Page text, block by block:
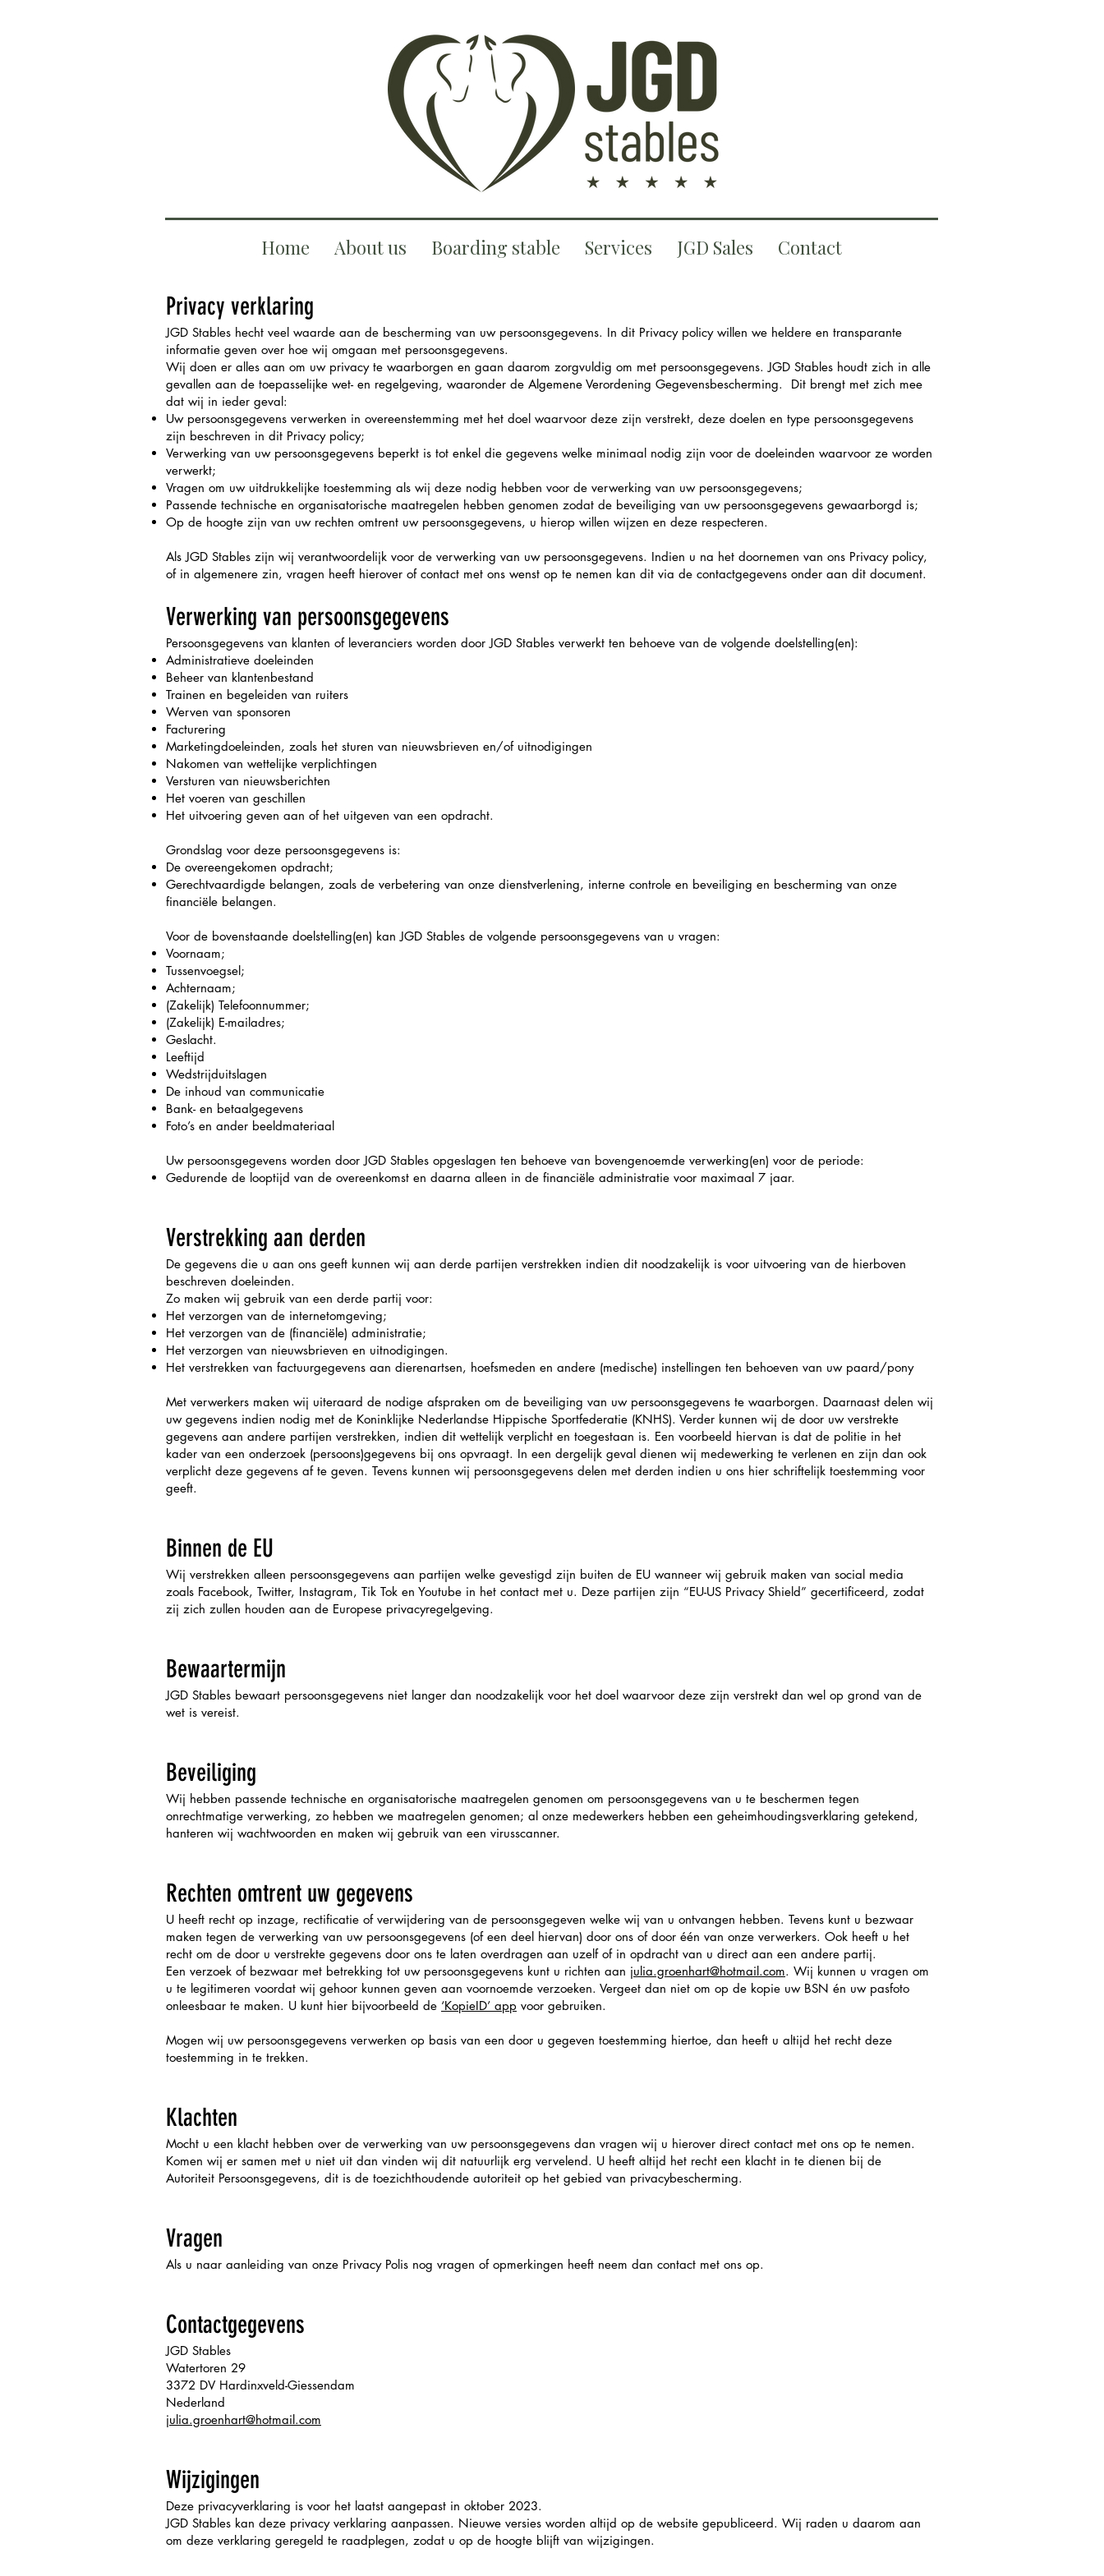
Home About us Boarding stable Services JGD Sales Contact
Privacy verklaring
JGD Stables hecht veel waarde aan de bescherming van uw persoonsgegevens. In dit Privacy policy willen we heldere en transparante
informatie geven over hoe wij omgaan met persoonsgegevens.
Wij doen er alles aan om uw privacy te waarborgen en gaan daarom zorgvuldig om met persoonsgegevens. JGD Stables houdt zich in alle
gevallen aan de toepasselijke wet- en regelgeving, waaronder de Algemene Verordening Gegevensbescherming. Dit brengt met zich mee
dat wij in ieder geval:
Uw persoonsgegevens verwerken in overeenstemming met het doel waarvoor deze zijn verstrekt, deze doelen en type persoonsgegevens
zijn beschreven in dit Privacy policy;
Verwerking van uw persoonsgegevens beperkt is tot enkel die gegevens welke minimaal nodig zijn voor de doeleinden waarvoor ze worden
verwerkt;
Vragen om uw uitdrukkelijke toestemming als wij deze nodig hebben voor de verwerking van uw persoonsgegevens;
Passende technische en organisatorische maatregelen hebben genomen zodat de beveiliging van uw persoonsgegevens gewaarborgd is;
Op de hoogte zijn van uw rechten omtrent uw persoonsgegevens, u hierop willen wijzen en deze respecteren.
Als JGD Stables zijn wij verantwoordelijk voor de verwerking van uw persoonsgegevens. Indien u na het doornemen van ons Privacy policy,
of in algemenere zin, vragen heeft hierover of contact met ons wenst op te nemen kan dit via de contactgegevens onder aan dit document.
Verwerking van persoonsgegevens
Persoonsgegevens van klanten of leveranciers worden door JGD Stables verwerkt ten behoeve van de volgende doelstelling(en):
Administratieve doeleinden
Beheer van klantenbestand
Trainen en begeleiden van ruiters
Werven van sponsoren
Facturering
Marketingdoeleinden, zoals het sturen van nieuwsbrieven en/of uitnodigingen
Nakomen van wettelijke verplichtingen
Versturen van nieuwsberichten
Het voeren van geschillen
Het uitvoering geven aan of het uitgeven van een opdracht.
Grondslag voor deze persoonsgegevens is:
De overeengekomen opdracht;
Gerechtvaardigde belangen, zoals de verbetering van onze dienstverlening, interne controle en beveiliging en bescherming van onze
financiële belangen.
Voor de bovenstaande doelstelling(en) kan JGD Stables de volgende persoonsgegevens van u vragen:
Voornaam;
Tussenvoegsel;
Achternaam;
(Zakelijk) Telefoonnummer;
(Zakelijk) E-mailadres;
Geslacht.
Leeftijd
Wedstrijduitslagen
De inhoud van communicatie
Bank- en betaalgegevens
Foto’s en ander beeldmateriaal
Uw persoonsgegevens worden door JGD Stables opgeslagen ten behoeve van bovengenoemde verwerking(en) voor de periode:
Gedurende de looptijd van de overeenkomst en daarna alleen in de financiële administratie voor maximaal 7 jaar.
Verstrekking aan derden
De gegevens die u aan ons geeft kunnen wij aan derde partijen verstrekken indien dit noodzakelijk is voor uitvoering van de hierboven
beschreven doeleinden.
Zo maken wij gebruik van een derde partij voor:
Het verzorgen van de internetomgeving;
Het verzorgen van de (financiële) administratie;
Het verzorgen van nieuwsbrieven en uitnodigingen.
Het verstrekken van factuurgegevens aan dierenartsen, hoefsmeden en andere (medische) instellingen ten behoeven van uw paard/pony
Met verwerkers maken wij uiteraard de nodige afspraken om de beveiliging van uw persoonsgegevens te waarborgen. Daarnaast delen wij
uw gegevens indien nodig met de Koninklijke Nederlandse Hippische Sportfederatie (KNHS). Verder kunnen wij de door uw verstrekte
gegevens aan andere partijen verstrekken, indien dit wettelijk verplicht en toegestaan is. Een voorbeeld hiervan is dat de politie in het
kader van een onderzoek (persoons)gegevens bij ons opvraagt. In een dergelijk geval dienen wij medewerking te verlenen en zijn dan ook
verplicht deze gegevens af te geven. Tevens kunnen wij persoonsgegevens delen met derden indien u ons hier schriftelijk toestemming voor
geeft.
Binnen de EU
Wij verstrekken alleen persoonsgegevens aan partijen welke gevestigd zijn buiten de EU wanneer wij gebruik maken van social media
zoals Facebook, Twitter, Instagram, Tik Tok en Youtube in het contact met u. Deze partijen zijn “EU-US Privacy Shield” gecertificeerd, zodat
zij zich zullen houden aan de Europese privacyregelgeving.
Bewaartermijn
JGD Stables bewaart persoonsgegevens niet langer dan noodzakelijk voor het doel waarvoor deze zijn verstrekt dan wel op grond van de
wet is vereist.
Beveiliging
Wij hebben passende technische en organisatorische maatregelen genomen om persoonsgegevens van u te beschermen tegen
onrechtmatige verwerking, zo hebben we maatregelen genomen; al onze medewerkers hebben een geheimhoudingsverklaring getekend,
hanteren wij wachtwoorden en maken wij gebruik van een virusscanner.
Rechten omtrent uw gegevens
U heeft recht op inzage, rectificatie of verwijdering van de persoonsgegeven welke wij van u ontvangen hebben. Tevens kunt u bezwaar
maken tegen de verwerking van uw persoonsgegevens (of een deel hiervan) door ons of door één van onze verwerkers. Ook heeft u het
recht om de door u verstrekte gegevens door ons te laten overdragen aan uzelf of in opdracht van u direct aan een andere partij.
Een verzoek of bezwaar met betrekking tot uw persoonsgegevens kunt u richten aan julia.groenhart@hotmail.com. Wij kunnen u vragen om
u te legitimeren voordat wij gehoor kunnen geven aan voornoemde verzoeken. Vergeet dan niet om op de kopie uw BSN én uw pasfoto
onleesbaar te maken. U kunt hier bijvoorbeeld de ‘KopieID’ app voor gebruiken.
Mogen wij uw persoonsgegevens verwerken op basis van een door u gegeven toestemming hiertoe, dan heeft u altijd het recht deze
toestemming in te trekken.
Klachten
Mocht u een klacht hebben over de verwerking van uw persoonsgegevens dan vragen wij u hierover direct contact met ons op te nemen.
Komen wij er samen met u niet uit dan vinden wij dit natuurlijk erg vervelend. U heeft altijd het recht een klacht in te dienen bij de
Autoriteit Persoonsgegevens, dit is de toezichthoudende autoriteit op het gebied van privacybescherming.
Vragen
Als u naar aanleiding van onze Privacy Polis nog vragen of opmerkingen heeft neem dan contact met ons op.
Contactgegevens
JGD Stables
Watertoren 29
3372 DV Hardinxveld-Giessendam
Nederland
julia.groenhart@hotmail.com
Wijzigingen
Deze privacyverklaring is voor het laatst aangepast in oktober 2023.
JGD Stables kan deze privacy verklaring aanpassen. Nieuwe versies worden altijd op de website gepubliceerd. Wij raden u daarom aan
om deze verklaring geregeld te raadplegen, zodat u op de hoogte blijft van wijzigingen.